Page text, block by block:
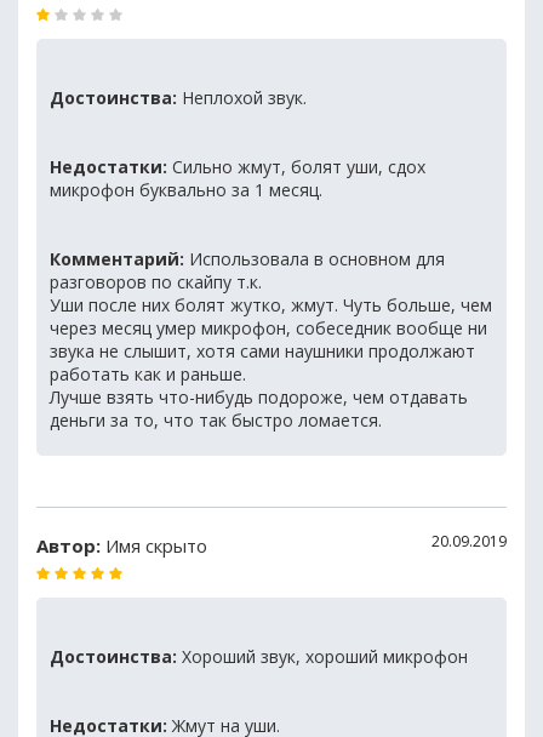
Достоинства: Неплохой звук.
Недостатки: Сильно жмут, болят уши, сдох
микрофон буквально за 1 месяц.
Комментарий: Использовала в основном для
разговоров по скайпу т.к.
Уши после них болят жутко, жмут. Чуть больше, чем
через месяц умер микрофон, собеседник вообще ни
звука не слышит, хотя сами наушники продолжают
работать как и раньше.
Лучше взять что-нибудь подороже, чем отдавать
деньги за то, что так быстро ломается.
Автор: Имя скрыто 20.09.2019
Достоинства: Хороший звук, хороший микрофон
Недостатки: Жмут на уши.